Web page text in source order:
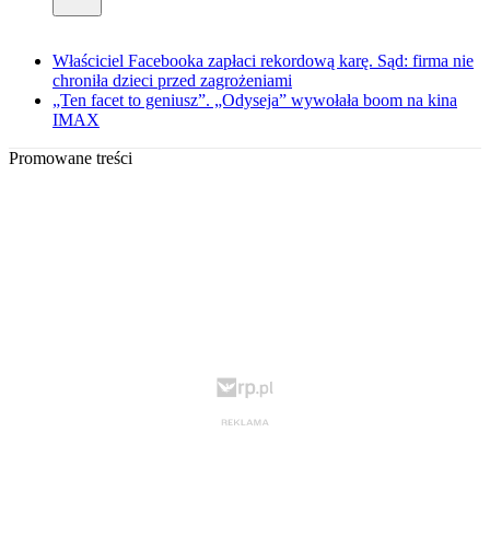
Właściciel Facebooka zapłaci rekordową karę. Sąd: firma nie
chroniła dzieci przed zagrożeniami
„Ten facet to geniusz”. „Odyseja” wywołała boom na kina
IMAX
Promowane treści